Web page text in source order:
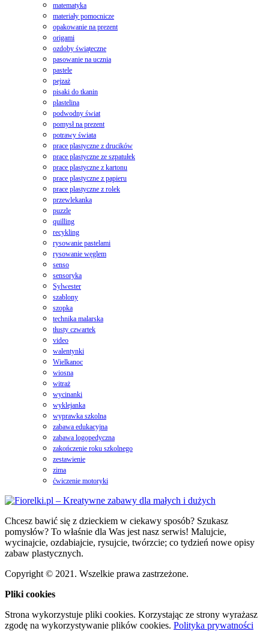
matematyka
materiały pomocnicze
opakowanie na prezent
origami
ozdoby świąteczne
pasowanie na ucznia
pastele
pejzaż
pisaki do tkanin
plastelina
podwodny świat
pomysł na prezent
potrawy świata
prace plastyczne z drucików
prace plastyczne ze szpatułek
prace plastyczne z kartonu
prace plastyczne z papieru
prace plastyczne z rolek
przewlekanka
puzzle
quilling
recykling
rysowanie pastelami
rysowanie węglem
senso
sensoryka
Sylwester
szablony
szopka
technika malarska
tłusty czwartek
video
walentynki
Wielkanoc
wiosna
witraż
wycinanki
wyklejanka
wyprawka szkolna
zabawa edukacyjna
zabawa logopedyczna
zakończenie roku szkolnego
zestawienie
zima
ćwiczenie motoryki
Chcesz bawić się z dzieckiem w ciekawy sposób? Szukasz
pomysłów? To właśnie dla Was jest nasz serwis! Malujcie,
wycinajcie, ozdabiajcie, rysujcie, twórzcie; co tydzień nowe opisy
zabaw plastycznych.
Copyright © 2021. Wszelkie prawa zastrzeżone.
Pliki cookies
Strona wykorzystuje pliki cookies. Korzystając ze strony wyrażasz
zgodę na wykorzystywanie plików cookies. Polityka prywatności